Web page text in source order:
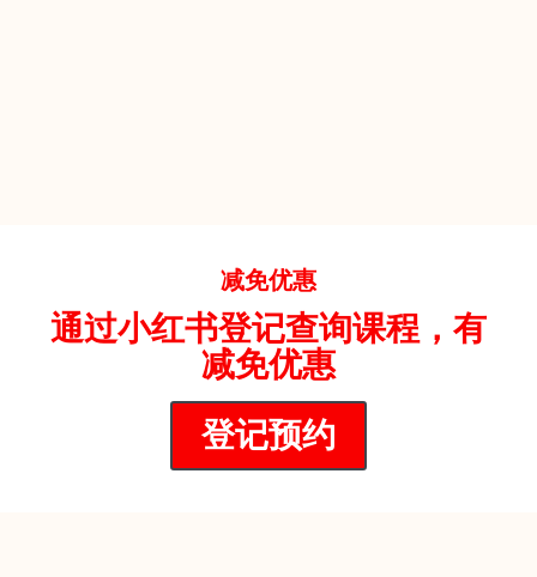
减免优惠
通过小红书登记查询课程，有
减免优惠
登记预约